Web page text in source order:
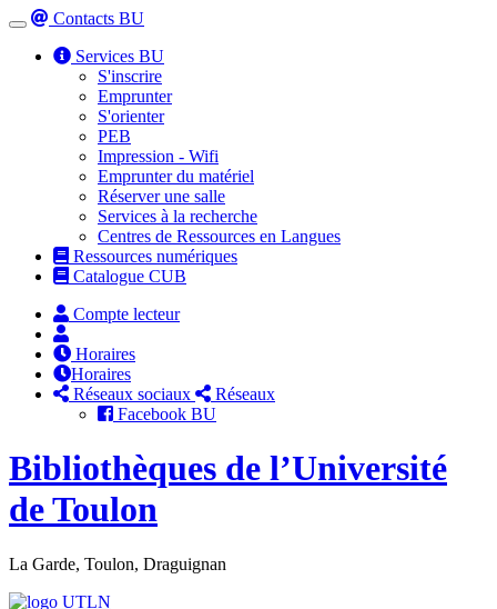
Toggle
navigation
Contacts BU
Services BU
S'inscrire
Emprunter
S'orienter
PEB
Impression - Wifi
Emprunter du matériel
Réserver une salle
Services à la recherche
Centres de Ressources en Langues
Ressources numériques
Catalogue CUB
Compte lecteur
Horaires
Horaires
Réseaux sociaux
Réseaux
Facebook BU
Bibliothèques de l’Université
de Toulon
La Garde, Toulon, Draguignan